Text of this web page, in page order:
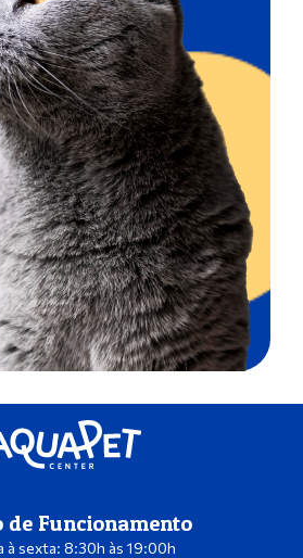
de Funcionamento
à sexta: 8:30h às 19:00h